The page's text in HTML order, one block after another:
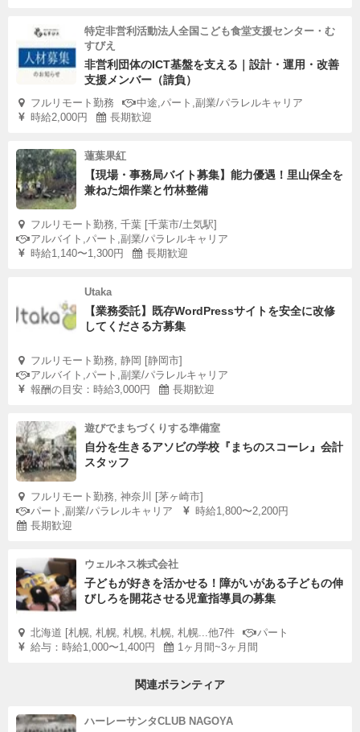
特定非営利活動法人全国こども食堂支援センター・む
すびえ
非営利団体のICT基盤を支える｜設計・運用・改善
支援メンバー（請負）
フルリモート勤務
中途,パート,副業/パラレルキャリア
時給2,000円
長期歓迎
蓮葉果紅
【現場・事務局バイト募集】能力優遇！里山保全を
兼ねた畑作業と竹林整備
フルリモート勤務, 千葉 [千葉市/土気駅]
アルバイト,パート,副業/パラレルキャリア
時給1,140〜1,300円
長期歓迎
Utaka
【業務委託】既存WordPressサイトを安全に改修
してくださる方募集
フルリモート勤務, 静岡 [静岡市]
アルバイト,パート,副業/パラレルキャリア
報酬の目安：時給3,000円
長期歓迎
遊びでまちづくりする準備室
自分を生きるアソビの学校『まちのスコーレ』会計
スタッフ
フルリモート勤務, 神奈川 [茅ヶ崎市]
パート,副業/パラレルキャリア
時給1,800〜2,200円
長期歓迎
ウェルネス株式会社
子どもが好きを活かせる！障がいがある子どもの伸
びしろを開花させる児童指導員の募集
北海道 [札幌, 札幌, 札幌, 札幌, 札幌...他7件
パート
給与：時給1,000〜1,400円
1ヶ月間~3ヶ月間
関連ボランティア
ハーレーサンタCLUB NAGOYA